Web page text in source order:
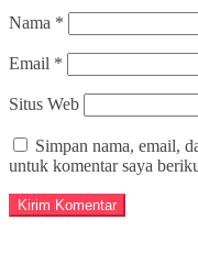
Nama *
Email *
Situs Web
Simpan nama, email,
untuk komentar saya